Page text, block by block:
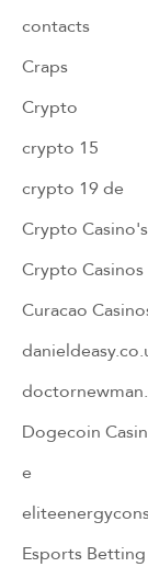
contacts
Craps
Crypto
crypto 15
crypto 19 de
Crypto Casino's
Crypto Casinos
Curacao
Dogecoin
e
Esports